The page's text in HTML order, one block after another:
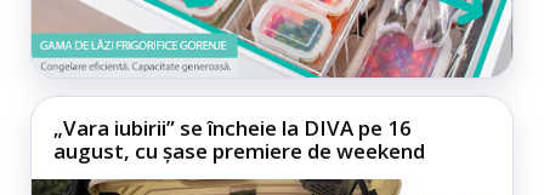
„Vara iubirii” se încheie la DIVA pe 16
august, cu șase premiere de weekend